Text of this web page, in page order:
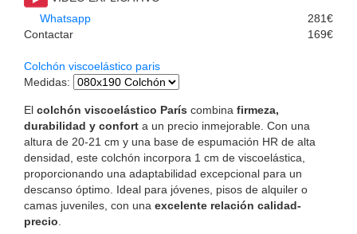
Whatsapp
Contactar
281€
169€
Colchón viscoelástico paris
Medidas:
El colchón viscoelástico París combina firmeza,
durabilidad y confort a un precio inmejorable. Con una
altura de 20-21 cm y una base de espumación HR de alta
densidad, este colchón incorpora 1 cm de viscoelástica,
proporcionando una adaptabilidad excepcional para un
descanso óptimo. Ideal para jóvenes, pisos de alquiler o
camas juveniles, con una excelente relación calidad-
precio